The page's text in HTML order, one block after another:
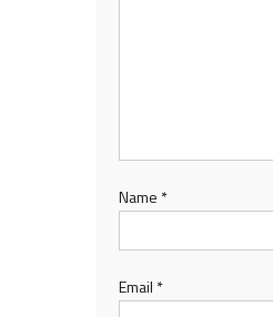
Name *
Email *